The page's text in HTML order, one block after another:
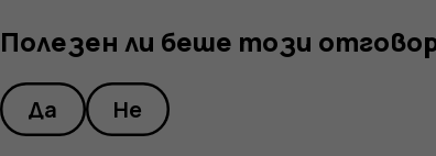
Полезен ли беше този
Да Не